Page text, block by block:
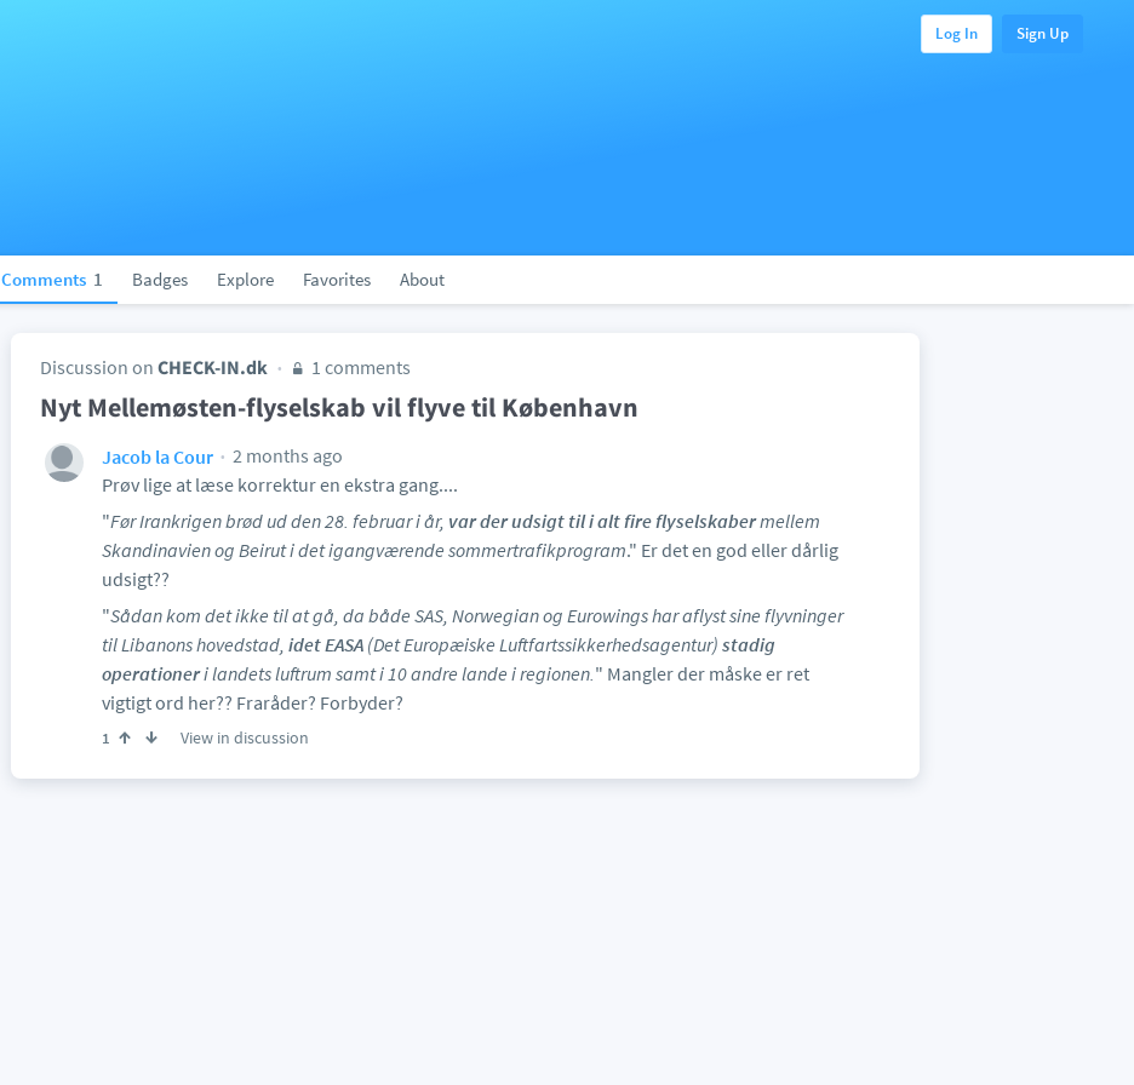
Log In Sign Up
Comments 1 Badges Explore Favorites About
Discussion on CHECK-IN.dk 1 comments
Nyt Mellemøsten-flyselskab vil flyve til København
Jacob la Cour
2 months ago
Prøv lige at læse korrektur en ekstra gang....
"Før Irankrigen brød ud den 28. februar i år, var der udsigt til i alt fire flyselskabermellem
Skandinavien og Beirut i det igangværende sommertrafikprogram." Er det en god eller dårlig
udsigt??
"Sådan kom det ikke til at gå, da både SAS, Norwegian og Eurowings har aflyst sine flyvninger
til Libanons hovedstad, idet EASA (Det Europæiske Luftfartssikkerhedsagentur) stadig
operationeri landets luftrum samt i 10 andre lande i regionen." Mangler der måske er ret
vigtigt ord her?? Fraråder? Forbyder?
1 View in discussion